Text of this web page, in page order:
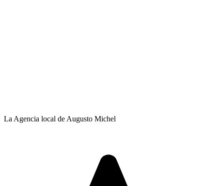
La Agencia local de Augusto Michel